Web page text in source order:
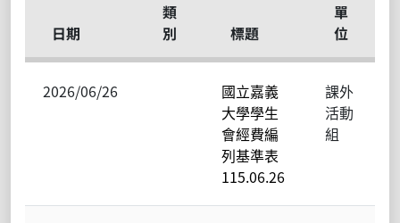
日期
類
別
標題
單
位
2026/06/26
國立嘉義
大學學生
會經費編
列基準表
115.06.26
課外
活動
組